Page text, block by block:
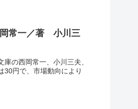
常一／著 小川三
の西岡常一、小川三夫、
30円で、市場動向により